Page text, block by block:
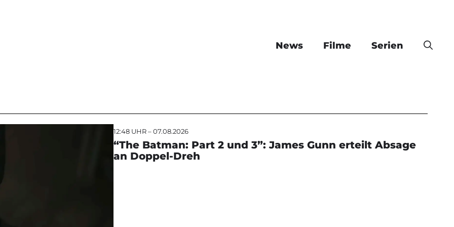
News Filme Serien
12:48 UHR – 07.08.2026
“The Batman: Part 2 und 3”: James Gunn erteilt Absage
an Doppel-Dreh